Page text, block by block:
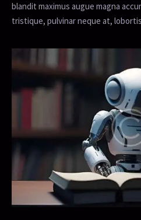
blandit maximus augue magna
tristique, pulvinar neque at,